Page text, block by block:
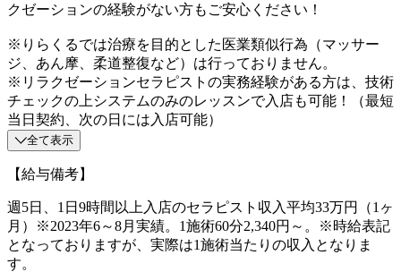
クゼーションの経験がない方もご安心ください！
※りらくるでは治療を目的とした医業類似行為（マッサー
ジ、あん摩、柔道整復など）は行っておりません。
※リラクゼーションセラピストの実務経験がある方は、技術
チェックの上システムのみのレッスンで入店も可能！（最短
当日契約、次の日には入店可能）
全て表示
【給与備考】
週5日、1日9時間以上入店のセラピスト収入平均33万円（1ヶ
月）※2023年6～8月実績。1施術60分2,340円～。※時給表記
となっておりますが、実際は1施術当たりの収入となりま
す。